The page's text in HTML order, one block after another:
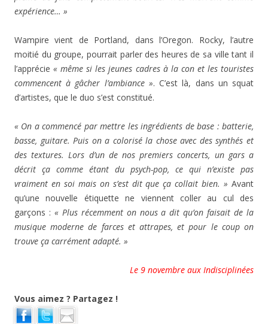
expérience… »
Wampire vient de Portland, dans l’Oregon. Rocky, l’autre
moitié du groupe, pourrait parler des heures de sa ville tant il
l’apprécie« même si les jeunes cadres à la con et les touristes
commencent à gâcher l’ambiance ». C’est là, dans un squat
d’artistes, que le duo s’est constitué.
« On a commencé par mettre les ingrédients de base : batterie,
basse, guitare. Puis on a colorisé la chose avec des synthés et
des textures. Lors d’un de nos premiers concerts, un gars a
décrit ça comme étant du psych-pop, ce qui n’existe pas
vraiment en soi mais on s’est dit que ça collait bien. » Avant
qu’une nouvelle étiquette ne viennent coller au cul des
garçons : « Plus récemment on nous a dit qu’on faisait de la
musique moderne de farces et attrapes, et pour le coup on
trouve ça carrément adapté. »
Le 9 novembre aux Indisciplinées
Vous aimez ? Partagez !